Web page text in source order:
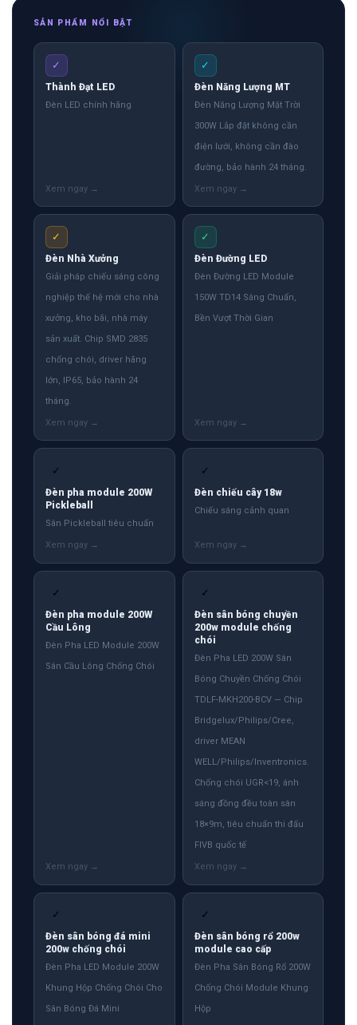
SẢN PHẨM NỔI BẬT
✓
Thành Đạt LED
Đèn LED chính hãng
✓
Đèn Năng Lượng MT
Đèn Năng Lượng Mặt Trời
300W Lắp đặt không cần
điện lưới, không cần đào
đường, bảo hành 24 tháng.
✓
Đèn Nhà Xưởng
Giải pháp chiếu sáng công
nghiệp thế hệ mới cho nhà
xưởng, kho bãi, nhà máy
sản xuất. Chip SMD 2835
chống chói, driver hãng
lớn, IP65, bảo hành 24
tháng.
✓
Đèn Đường LED
Đèn Đường LED Module
150W TD14 Sáng Chuẩn,
Bền Vượt Thời Gian
✓
Đèn pha module 200W
Pickleball
Sân Pickleball tiêu chuẩn
✓
Đèn chiếu cây 18w
Chiếu sáng cảnh quan
✓
Đèn pha module 200W
Cầu Lông
Đèn Pha LED Module 200W
Sân Cầu Lông Chống Chói
✓
Đèn sân bóng chuyền
200w module chống
chói
Đèn Pha LED 200W Sân
Bóng Chuyền Chống Chói
TDLF-MKH200-BCV — Chip
Bridgelux/Philips/Cree,
driver MEAN
WELL/Philips/Inventronics.
Chống chói UGR<19, ánh
sáng đồng đều toàn sân
18×9m, tiêu chuẩn thi đấu
FIVB quốc tế
✓
Đèn sân bóng đá mini
200w chống chói
Đèn Pha LED Module 200W
Khung Hộp Chống Chói Cho
Sân Bóng Đá Mini
✓
Đèn sân bóng rổ 200w
module cao cấp
Đèn Pha Sân Bóng Rổ 200W
Chống Chói Module Khung
Hộp